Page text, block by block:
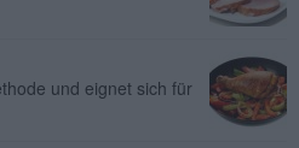
und eignet sich für